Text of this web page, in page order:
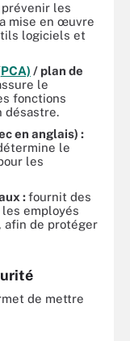
les
mise en œuvre
logiciels et
PCA) / plan de
le
fonctions
désastre.
en anglais) :
le
les
:fournit des
employés
afin de protéger
de mettre